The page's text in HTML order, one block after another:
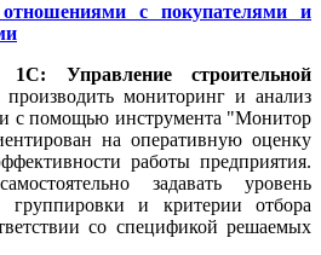
с покупателями и
1С: Управление строительной
производить мониторинг и анализ
с помощью инструмента "Монитор
на оперативную оценку
работы предприятия.
задавать уровень
группировки и критерии отбора
со спецификой решаемых